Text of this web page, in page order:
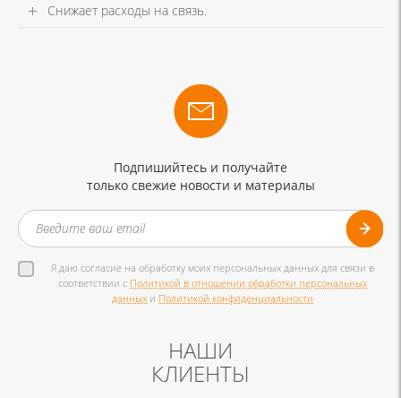
Снижает расходы на связь.
Подпишийтесь и получайте
только свежие новости и материалы
Я даю согласие на обработку моих персональных данных для связи в
соответствии с Политикой в отношении обработки персональных
данных и Политикой конфиденциальности
НАШИ
КЛИЕНТЫ